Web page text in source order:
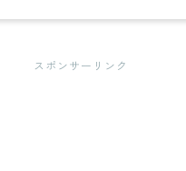
スポンサーリンク